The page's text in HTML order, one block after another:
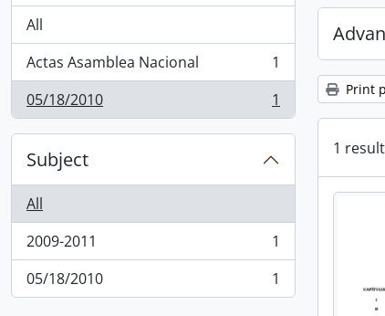
All
Actas Asamblea Nacional
, 1 results
1
05/18/2010
, 1 results 1
Subject
All
2009-2011
, 1 results
1
05/18/2010
, 1 results 1
Print
1